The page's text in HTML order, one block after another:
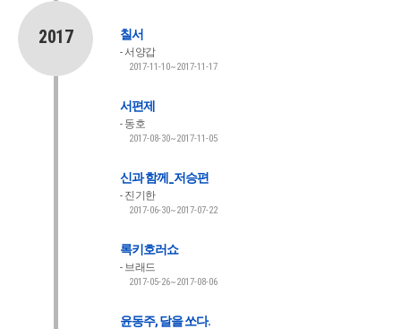
2017 칠서
서양갑
2017-11-10~2017-11-17
서편제
동호
2017-08-30~2017-11-05
신과 함께_저승편
진기한
2017-06-30~2017-07-22
록키호러쇼
브래드
2017-05-26~2017-08-06
윤동주, 달을 쏘다.